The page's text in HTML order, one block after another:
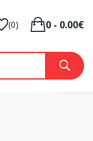
(0) 0 - 0.00€